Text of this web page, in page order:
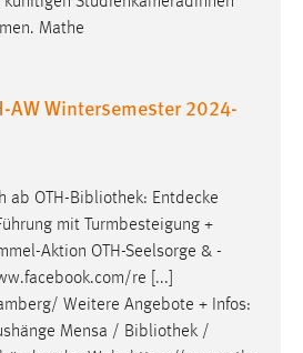
Mathe
AW Wintersemester 2024-
ab OTH-Bibliothek: Entdecke
mit Turmbesteigung +
Aktion OTH-Seelsorge & -
re [...]
Weitere Angebote + Infos:
Mensa / Bibliothek /